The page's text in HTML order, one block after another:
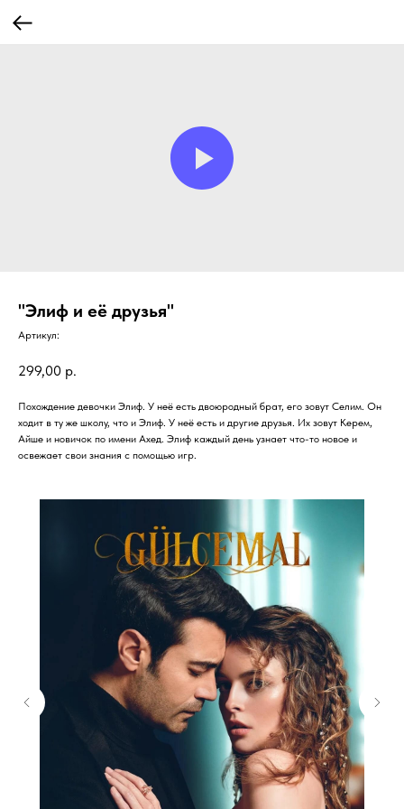
"Элиф и её друзья"
Артикул:
299,00 р.
Похождение девочки Элиф. У неё есть двоюродный брат, его зовут Селим. Он
ходит в ту же школу, что и Элиф. У неё есть и другие друзья. Их зовут Керем,
Айше и новичок по имени Ахед. Элиф каждый день узнает что-то новое и
освежает свои знания с помощью игр.